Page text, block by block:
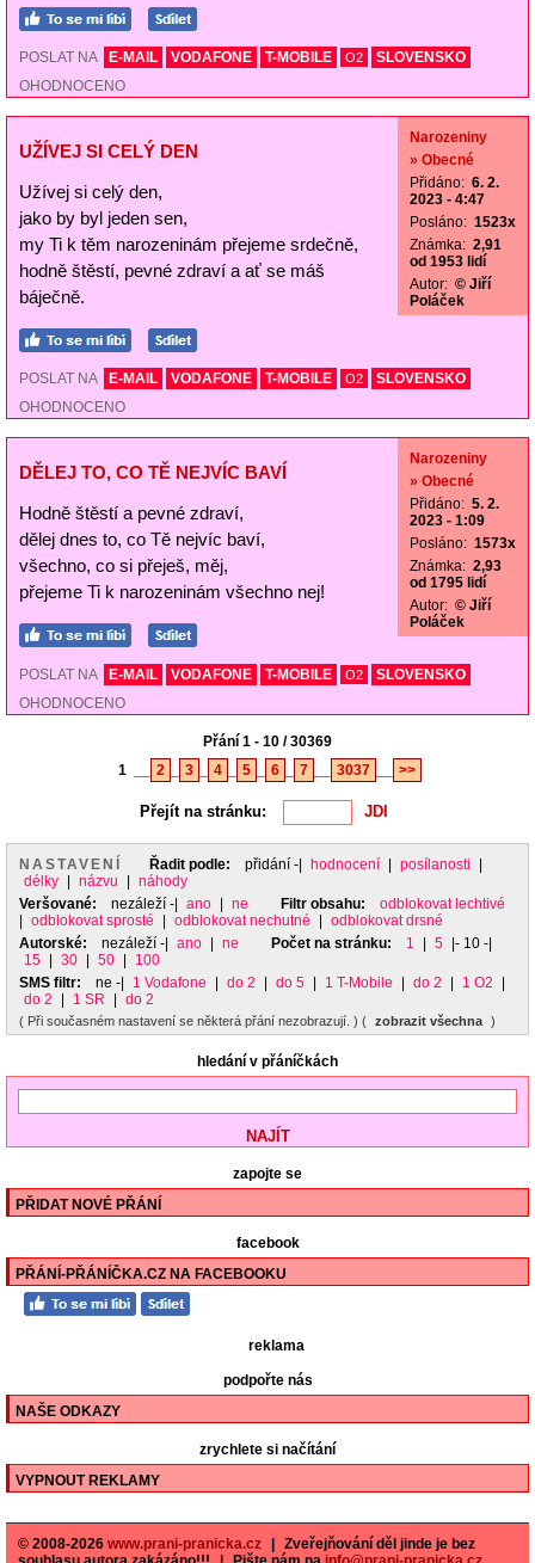
POSLAT NA E-MAIL VODAFONE T-MOBILE O2
SLOVENSKO
OHODNOCENO
UŽÍVEJ SI CELÝ DEN
Užívej si celý den,
jako by byl jeden sen,
my Ti k těm narozeninám přejeme srdečně,
hodně štěstí, pevné zdraví a ať se máš
báječně.
Narozeniny
» Obecné
Přidáno: 6. 2.
2023 - 4:47
Posláno: 1523x
Známka: 2,91
od 1953 lidí
Autor: © Jiří
Poláček
POSLAT NA E-MAIL VODAFONE T-MOBILE O2
SLOVENSKO
OHODNOCENO
DĚLEJ TO, CO TĚ NEJVÍC BAVÍ
Hodně štěstí a pevné zdraví,
dělej dnes to, co Tě nejvíc baví,
všechno, co si přeješ, měj,
přejeme Ti k narozeninám všechno nej!
Narozeniny
» Obecné
Přidáno: 5. 2.
2023 - 1:09
Posláno: 1573x
Známka: 2,93
od 1795 lidí
Autor: © Jiří
Poláček
POSLAT NA E-MAIL VODAFONE T-MOBILE O2
SLOVENSKO
OHODNOCENO
Přání 1 - 10 / 30369
1
2 3 4 5 6 7 3037 >>
Přejít na stránku:
NASTAVENÍ Řadit podle: přidání -| hodnocení posílanosti
délky
názvu
náhody
Veršované:
nezáleží -| ano ne Filtr obsahu:
odblokovat lechtivé
odblokovat sprosté odblokovat nechutné
odblokovat drsné
Autorské:
nezáleží -| ano ne Počet na stránku: 1 5
|- 10 -|
15
30 50
100
SMS filtr:
ne -| 1 Vodafone do 2 do 5 1 T-Mobile do 2 1 O2
do 2
1 SR do 2
( Při současném nastavení se některá přání nezobrazují. ) ( zobrazit všechna )
hledání v přáníčkách
zapojte se
PŘIDAT NOVÉ PŘÁNÍ
facebook
PŘÁNÍ-PŘÁNÍČKA.CZ NA FACEBOOKU
reklama
podpořte nás
NAŠE ODKAZY
zrychlete si načítání
VYPNOUT REKLAMY
© 2008-2026 www.prani-pranicka.cz
Zveřejňování děl jinde je bez